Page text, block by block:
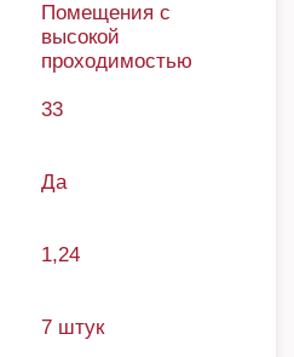
Помещения с
высокой
проходимостью
33
Да
1,24
7 штук